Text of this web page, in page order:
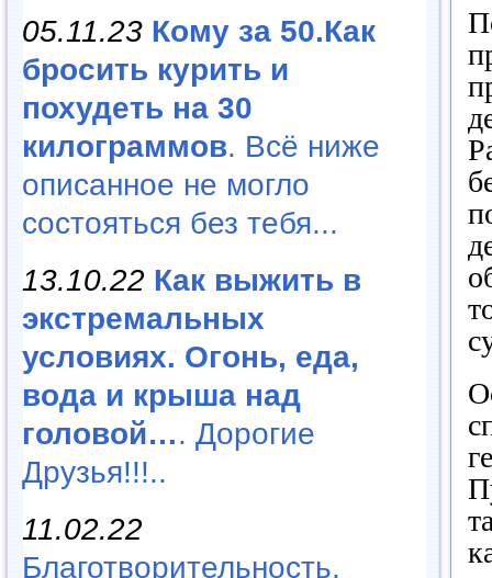
05.11.23 Кому за 50.Как
бросить курить и
похудеть на 30
килограммов. Всё ниже
описанное не могло
состояться без тебя...
13.10.22 Как выжить в
экстремальных
условиях. Огонь, еда,
вода и крыша над
головой…. Дорогие
Друзья!!!..
11.02.22
Благотворительность,